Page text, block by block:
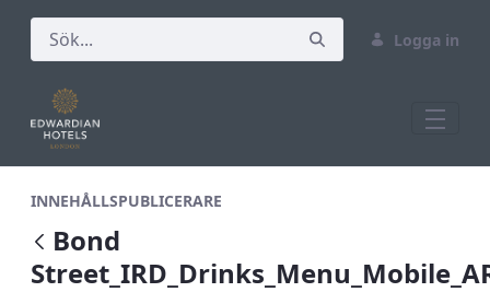
Logga in
INNEHÅLLSPUBLICERARE
Bond